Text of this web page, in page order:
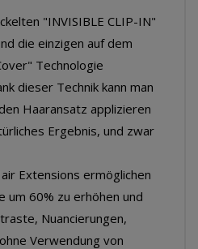
"INVISIBLE CLIP-IN"
die einzigen auf dem
Technologie
dieser Technik kann man
Haaransatz applizieren
Ergebnis, und zwar
Extensions ermöglichen
um 60% zu erhöhen und
Nuancierungen,
Verwendung von